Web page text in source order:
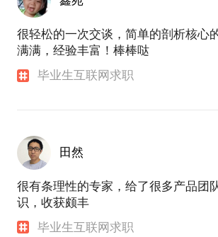
很轻松的一次交谈，简单的剖析核心
满满，经验丰富！棒棒哒
毕业生互联网求职
田然
很有条理性的专家，给了很多产品团
识，收获颇丰
毕业生互联网求职